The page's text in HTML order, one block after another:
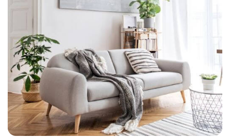
6 %
1 113 €
Porte battante type atelier en aluminium